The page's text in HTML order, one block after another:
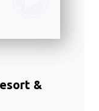
&